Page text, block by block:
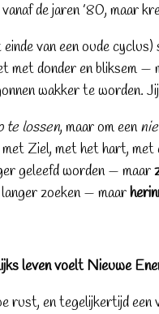
de jaren ’80, maar
van een oude
met donder en bliksem —
wakker te worden.
te lossen, maar om een
met Ziel, met het hart,
geleefd worden — maar
zoeken — maar
leven voelt Nieuwe
rust, en tegelijkertijd een